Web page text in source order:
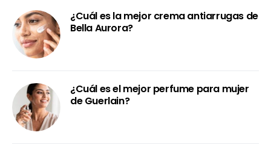
¿Cuál es la mejor crema antiarrugas de
Bella Aurora?
¿Cuál es el mejor perfume para mujer
de Guerlain?